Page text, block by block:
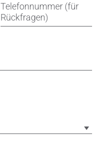
Telefonnummer (für
Rückfragen)